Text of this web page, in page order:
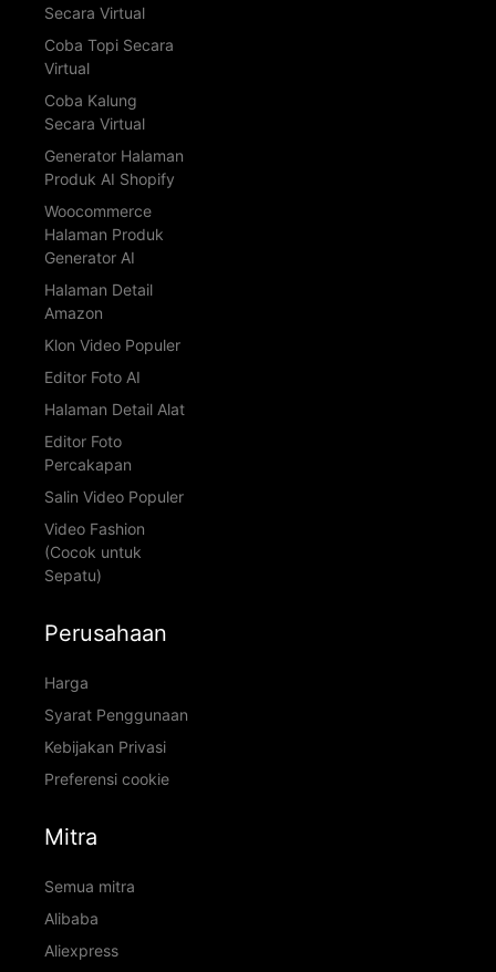
Secara Virtual
Coba Topi Secara
Virtual
Coba Kalung
Secara Virtual
Generator Halaman
Produk AI Shopify
Woocommerce
Halaman Produk
Generator AI
Halaman Detail
Amazon
Klon Video Populer
Editor Foto AI
Halaman Detail Alat
Editor Foto
Percakapan
Salin Video Populer
Video Fashion
(Cocok untuk
Sepatu)
Perusahaan
Harga
Syarat Penggunaan
Kebijakan Privasi
Preferensi cookie
Mitra
Semua mitra
Alibaba
Aliexpress